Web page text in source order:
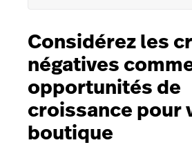
Considérez les
négatives
opportunités de
croissance pour
boutique